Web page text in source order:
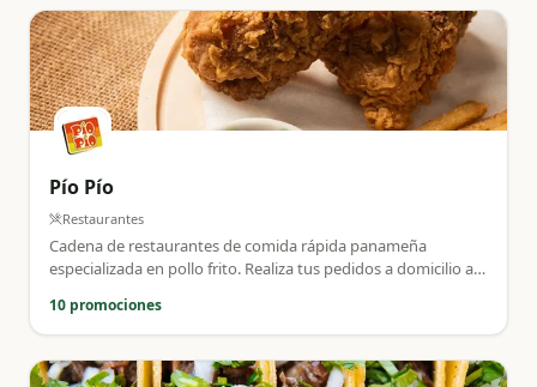
Pío Pío
Restaurantes
Cadena de restaurantes de comida rápida panameña
especializada en pollo frito. Realiza tus pedidos a domicilio a
10 promociones